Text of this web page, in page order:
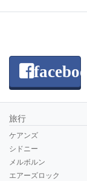
旅行
ケアンズ
シドニー
メルボルン
エアーズロック